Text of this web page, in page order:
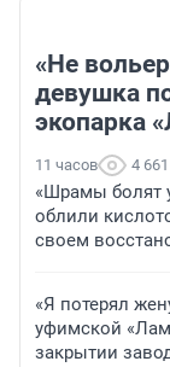
«Не
девушка
экопарка
11 часов 4 661
«Шрамы болят
облили
своем
«Я потерял
уфимской
закрытии